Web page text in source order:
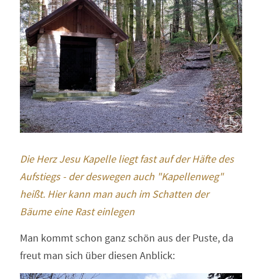
Die Herz Jesu Kapelle liegt fast auf der Häfte des
Aufstiegs - der deswegen auch "Kapellenweg"
heißt. Hier kann man auch im Schatten der
Bäume eine Rast einlegen
Man kommt schon ganz schön aus der Puste, da
freut man sich über diesen Anblick: